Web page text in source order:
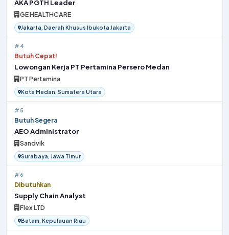
AKA PGTH Leader
GE HEALTHCARE
Jakarta, Daerah Khusus Ibukota Jakarta
#4
Butuh Cepat!
Lowongan Kerja PT Pertamina Persero Medan
PT Pertamina
Kota Medan, Sumatera Utara
#5
Butuh Segera
AEO Administrator
Sandvik
Surabaya, Jawa Timur
#6
Dibutuhkan
Supply Chain Analyst
Flex LTD
Batam, Kepulauan Riau